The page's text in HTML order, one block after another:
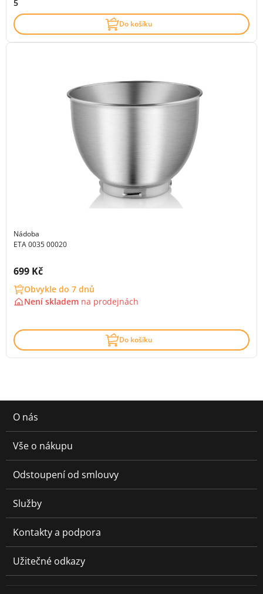
5
Do košíku
Nádoba
ETA 0035 00020
Cena s DPH:
699 Kč
Obvykle do 7 dnů
Není skladem na prodejnách
Do košíku
O nás
Vše o nákupu
Odstoupení od smlouvy
Služby
Kontakty a podpora
Užitečné odkazy